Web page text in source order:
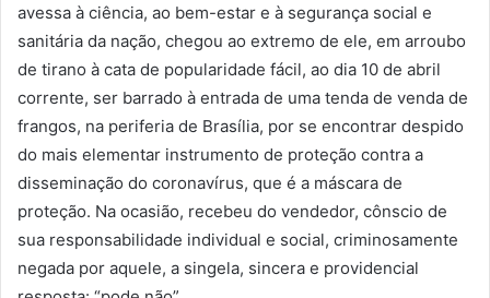
avessa à ciência, ao bem-estar e à segurança social e
sanitária da nação, chegou ao extremo de ele, em arroubo
de tirano à cata de popularidade fácil, ao dia 10 de abril
corrente, ser barrado à entrada de uma tenda de venda de
frangos, na periferia de Brasília, por se encontrar despido
do mais elementar instrumento de proteção contra a
disseminação do coronavírus, que é a máscara de
proteção. Na ocasião, recebeu do vendedor, cônscio de
sua responsabilidade individual e social, criminosamente
negada por aquele, a singela, sincera e providencial